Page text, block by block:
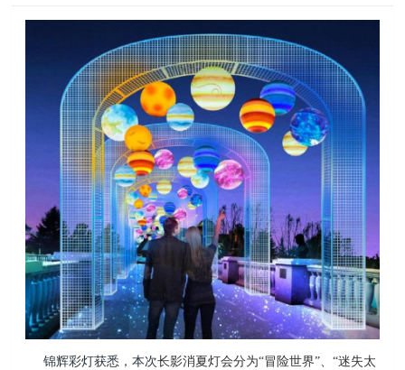
锦辉彩灯获悉，本次长影消夏灯会分为“冒险世界”、“迷失太